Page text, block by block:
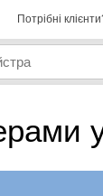
Потрібні
у